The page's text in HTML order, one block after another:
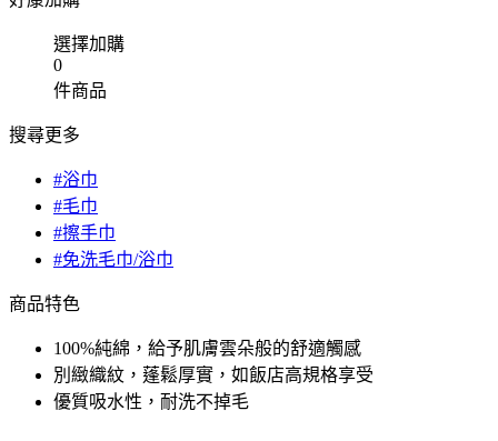
選擇加購
0
件商品
搜尋更多
#浴巾
#毛巾
#擦手巾
#免洗毛巾/浴巾
商品特色
100%純綿，給予肌膚雲朵般的舒適觸感
別緻織紋，蓬鬆厚實，如飯店高規格享受
優質吸水性，耐洗不掉毛